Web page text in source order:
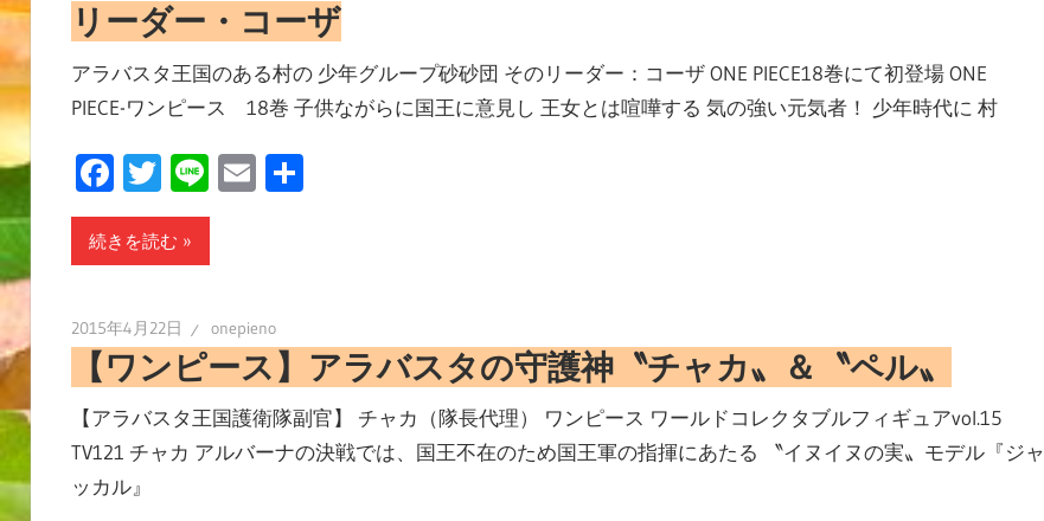
リーダー・コーザ
アラバスタ王国のある村の 少年グループ砂砂団 そのリーダー：コーザ ONE PIECE18巻にて初登場 ONE
PIECE-ワンピース 18巻 子供ながらに国王に意見し 王女とは喧嘩する 気の強い元気者！ 少年時代に 村
Facebook
Twitter
LineEmail
共
続きを読む
2015年4月22日 onepieno
【ワンピース】アラバスタの守護神〝チャカ〟＆〝ペル〟
【アラバスタ王国護衛隊副官】 チャカ（隊長代理） ワンピース ワールドコレクタブルフィギュアvol.15
TV121 チャカ アルバーナの決戦では、国王不在のため国王軍の指揮にあたる 〝イヌイヌの実〟モデル『ジャ
ッカル』